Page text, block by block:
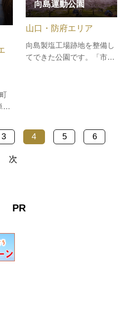
的
の為に建立されたことがわ
がよくあ…
な
き
等
解
向島運動公園
向島製塩工場跡地を整備し
てできた公園です。「市民
す。大きな複合遊具も整備
されており、子供の遊び場
山口・防府エリア
3 4 5 6
次
PR